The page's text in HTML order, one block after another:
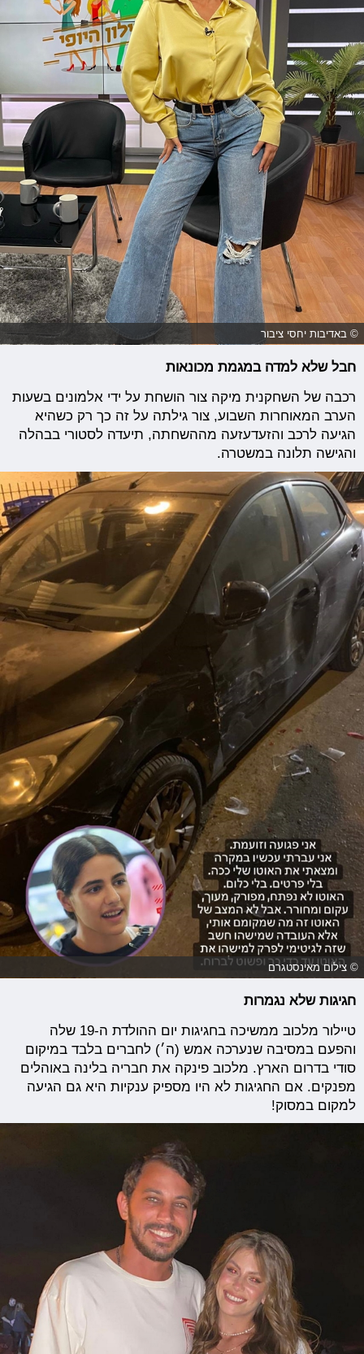
© באדיבות יחסי ציבור
חבל שלא למדה במגמת מכונאות
רכבה של השחקנית מיקה צור הושחת על ידי אלמונים בשעות
הערב המאוחרות השבוע, צור גילתה על זה כך רק כשהיא
הגיעה לרכב והזעדעזעה מההשחתה, תיעדה לסטורי בבהלה
והגישה תלונה במשטרה.
© צילום מאינסטגרם
חגיגות שלא נגמרות
טיילור מלכוב ממשיכה בחגיגות יום ההולדת ה-19 שלה
והפעם במסיבה שנערכה אמש (ה׳) לחברים בלבד במיקום
סודי בדרום הארץ. מלכוב פינקה את חבריה בלינה באוהלים
מפנקים. אם החגיגות לא היו מספיק ענקיות היא גם הגיעה
למקום במסוק!